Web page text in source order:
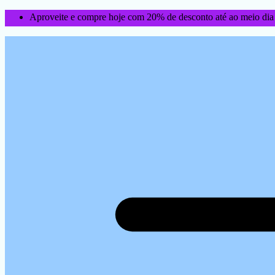
Aproveite e compre hoje com 20% de desconto até ao meio